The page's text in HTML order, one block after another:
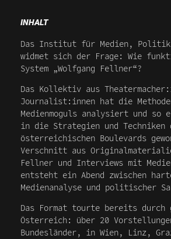
INHALT
Das Institut für Medien, Politik
widmet sich der Frage: Wie
System „Wolfgang Fellner“?
Das Kollektiv aus
Journalist:innen hat die
Medienmoguls analysiert und so
in die Strategien und Techniken
österreichischen Boulevards
Verschnitt aus
Fellner und Interviews mit
entsteht ein Abend zwischen
Medienanalyse und politischer
Das Format tourte bereits durch
Österreich: über 20
Bundesländer, in Wien, Linz,